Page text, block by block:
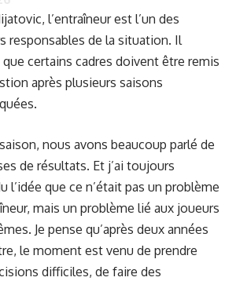
l’entraîneur est l’un des
responsables de la situation. Il
certains cadres doivent être remis
après plusieurs saisons
nous avons beaucoup parlé de
de résultats. Et j’ai toujours
l’idée que ce n’était pas un problème
mais un problème lié aux joueurs
Je pense qu’après deux années
le moment est venu de prendre
difficiles, de faire des